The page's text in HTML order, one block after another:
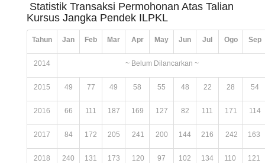
Statistik Transaksi Permohonan Atas Talian
Kursus Jangka Pendek ILPKL
Tahun Jan Feb Mar Apr May Jun Jul Ogo Sep
2014 ~ Belum Dilancarkan ~
2015 49 77 49 58 55 48 22 28 54
2016 66 111 187 169 127 82 111 171 114
2017 84 172 205 241 200 144 216 242 163
2018 240 131 173 120 97 102 134 110 121